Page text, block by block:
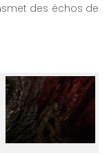
des échos de